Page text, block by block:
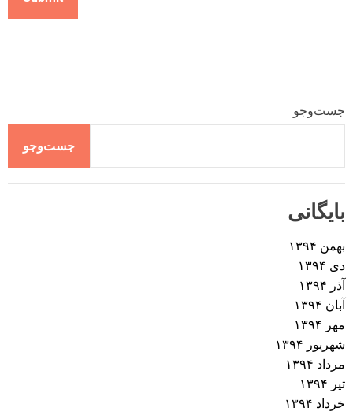
جست‌وجو
جست‌وجو
بایگانی
بهمن ۱۳۹۴
دی ۱۳۹۴
آذر ۱۳۹۴
آبان ۱۳۹۴
مهر ۱۳۹۴
شهریور ۱۳۹۴
مرداد ۱۳۹۴
تیر ۱۳۹۴
خرداد ۱۳۹۴